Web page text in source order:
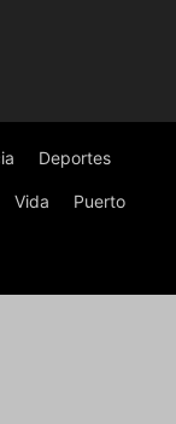
Deportes
Vida Puerto